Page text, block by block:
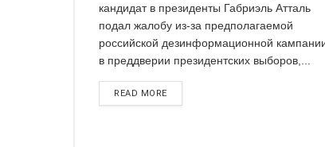
кандидат в президенты Габриэль Атталь
подал жалобу из-за предполагаемой
российской дезинформационной
в преддверии президентских выборов,...
READ MORE